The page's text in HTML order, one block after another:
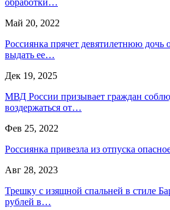
Май 20, 2022
Россиянка прячет девятилетнюю дочь
выдать ее…
Дек 19, 2025
МВД России призывает граждан
воздержаться от…
Фев 25, 2022
Россиянка привезла из отпуска
Авг 28, 2023
Трешку с изящной спальней в стиле
рублей в…